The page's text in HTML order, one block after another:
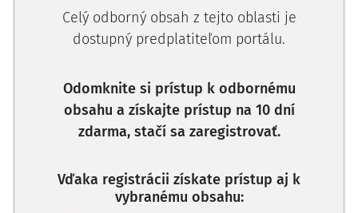
úprava je predmetom zákona č. 253/1994 Z.z. o právnom
postavení a platových pomeroch starostov obcí a
primátorov miest v z. n. p. (ďalej len "zákon č.
. Nemenej významná je právna úprava inštitútu
prekážok v práci podľazákona č.311/2001 Z.z. Zákonník
v z. n. p.(ďalej len "ZP") ( § 136a nasledujúce), ktorej
primeranom rozsahu venovať.
Z hľadiska referenčnej právnej úpravy je potrebné
Celý odborný obsah z tejto oblasti je
dostupný predplatiteľom portálu.
Odomknite si prístup k odbornému
obsahu a získajte prístup na 10 dní
zdarma, stačí sa zaregistrovať.
Vďaka registrácii získate prístup aj k
vybranému obsahu: